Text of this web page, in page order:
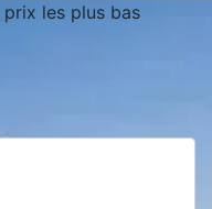
les plus bas